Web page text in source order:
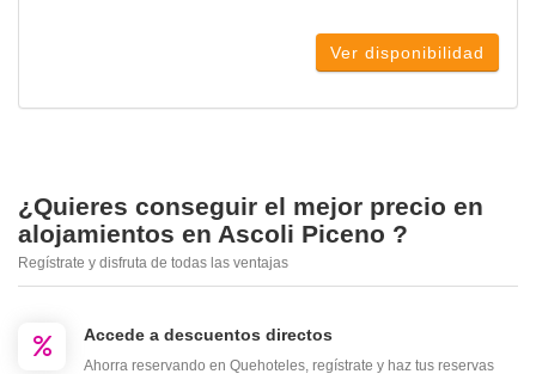
Ver disponibilidad
¿Quieres conseguir el mejor precio en
alojamientos en Ascoli Piceno ?
Regístrate y disfruta de todas las ventajas
Accede a descuentos directos
Ahorra reservando en Quehoteles, regístrate y haz tus reservas